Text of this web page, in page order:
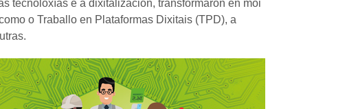
tecnoloxías e a dixitalización, transformaron en moi
o Traballo en Plataformas Dixitais (TPD), a